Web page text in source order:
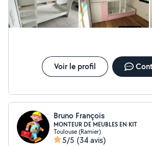
Voir le profil
Bruno François
MONTEUR DE MEUBLES EN KIT
Toulouse (Ramier)
5/5 (34 avis)